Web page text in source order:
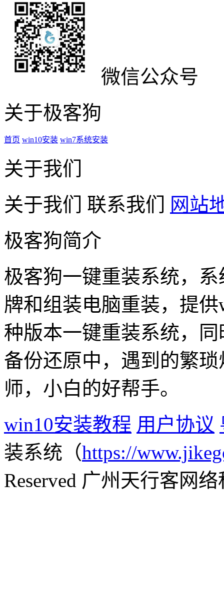
微信公众号
关于极客狗
首页 win10安装 win7系统安装
关于我们
关于我们
联系我们
网站
极客狗简介
极客狗一键重装系统，
牌和组装电脑重装，提
种版本一键重装系统，
备份还原中，遇到的繁
师，小白的好帮手。
win10安装教程 用户协议
装系统（https://
Reserved 广州天行客网